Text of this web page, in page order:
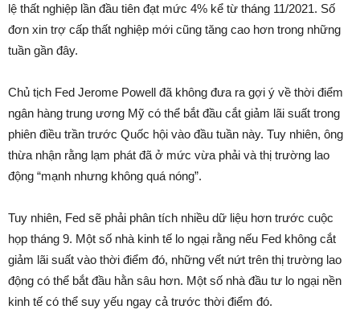
lệ thất nghiệp lần đầu tiên đạt mức 4% kể từ tháng 11/2021. Số
đơn xin trợ cấp thất nghiệp mới cũng tăng cao hơn trong những
tuần gần đây.
Chủ tịch Fed Jerome Powell đã không đưa ra gợi ý về thời điểm
ngân hàng trung ương Mỹ có thể bắt đầu cắt giảm lãi suất trong
phiên điều trần trước Quốc hội vào đầu tuần này. Tuy nhiên, ông
thừa nhận rằng lạm phát đã ở mức vừa phải và thị trường lao
động “mạnh nhưng không quá nóng”.
Tuy nhiên, Fed sẽ phải phân tích nhiều dữ liệu hơn trước cuộc
họp tháng 9. Một số nhà kinh tế lo ngại rằng nếu Fed không cắt
giảm lãi suất vào thời điểm đó, những vết nứt trên thị trường lao
động có thể bắt đầu hằn sâu hơn. Một số nhà đầu tư lo ngại nền
kinh tế có thể suy yếu ngay cả trước thời điểm đó.